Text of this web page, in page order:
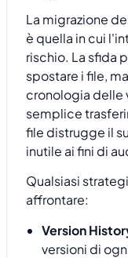
La migrazione
è quella in cui
rischio. La sfida
spostare i file,
cronologia delle
semplice
file distrugge il
inutile ai fini di
Qualsiasi
affrontare:
Version
versioni di